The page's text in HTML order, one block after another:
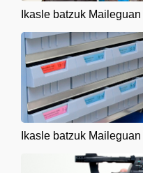
Ikasle batzuk
Ikasle batzuk